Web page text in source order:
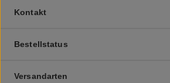
Kontakt
Bestellstatus
Versandarten